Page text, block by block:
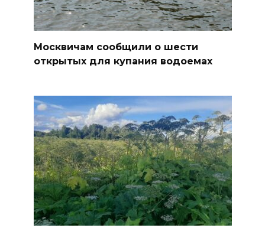
Москвичам сообщили о шести
открытых для купания водоемах